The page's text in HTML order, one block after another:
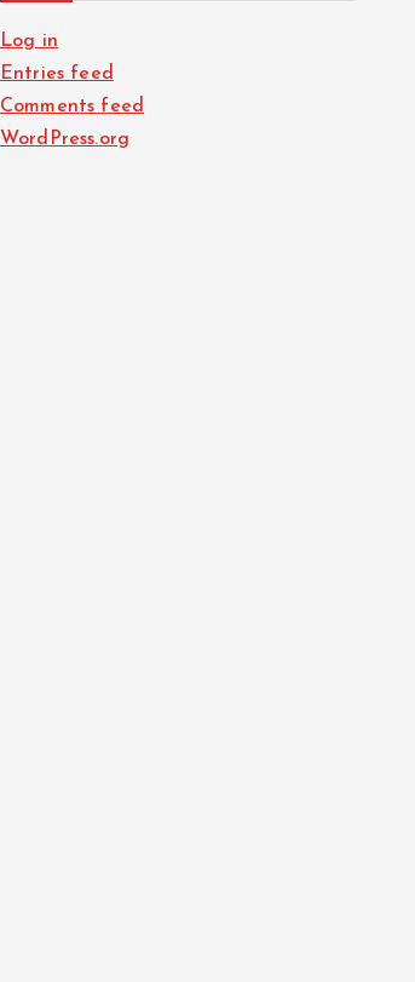
Log in
Entries feed
Comments feed
WordPress.org